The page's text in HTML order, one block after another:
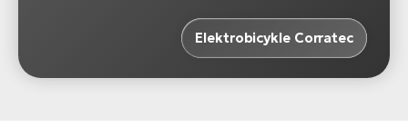
Elektrobicykle Corratec